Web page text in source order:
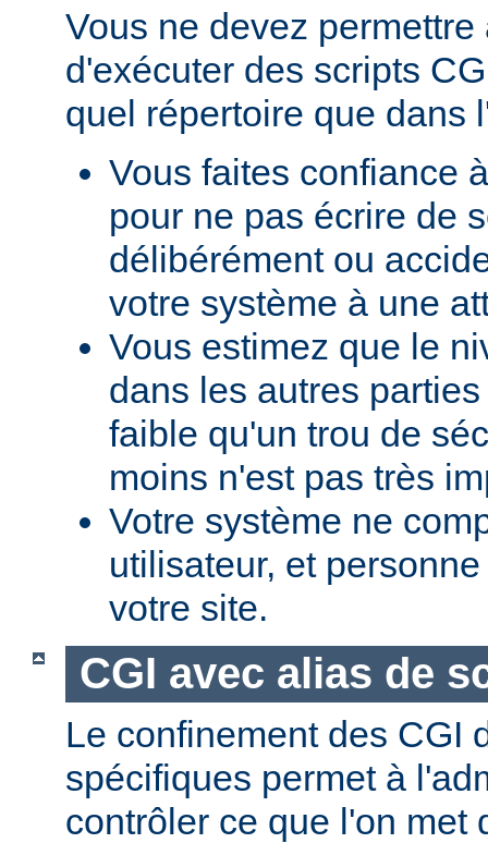
Vous ne devez
d'exécuter des scripts
quel répertoire que dans
Vous faites confiance
pour ne pas écrire de
délibérément ou
votre système à une
Vous estimez que le
dans les autres
faible qu'un trou de
moins n'est pas très
Votre système ne
utilisateur, et
votre site.
CGI avec alias de
Le confinement des CGI
spécifiques permet à
contrôler ce que l'on met